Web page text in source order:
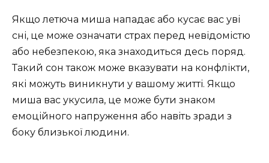
Якщо летюча миша нападає або кусає вас уві
сні, це може означати страх перед невідомістю
або небезпекою, яка знаходиться десь поряд.
Такий сон також може вказувати на конфлікти,
які можуть виникнути у вашому житті. Якщо
миша вас укусила, це може бути знаком
емоційного напруження або навіть зради з
боку близької людини.